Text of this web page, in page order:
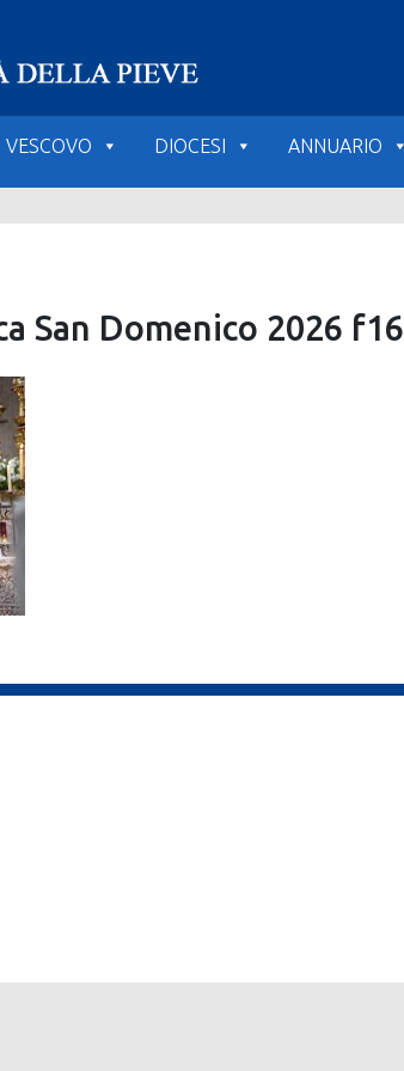
VESCOVO DIOCESI ANNUARIO
San Domenico 2026 f16